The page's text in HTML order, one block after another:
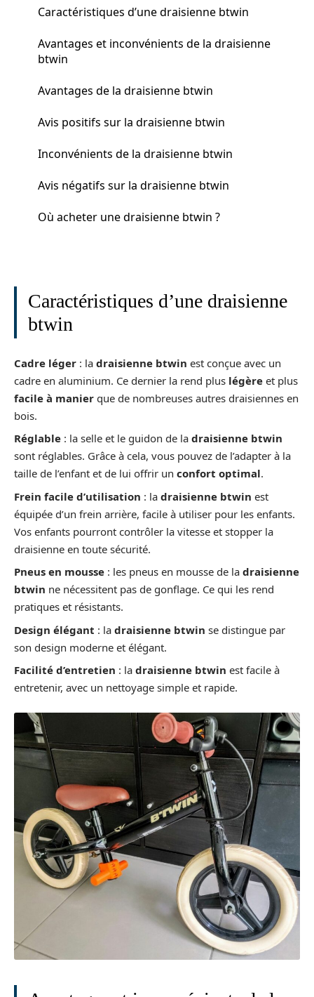
Caractéristiques d’une draisienne btwin
Avantages et inconvénients de la draisienne
btwin
Avantages de la draisienne btwin
Avis positifs sur la draisienne btwin
Inconvénients de la draisienne btwin
Avis négatifs sur la draisienne btwin
Où acheter une draisienne btwin ?
Caractéristiques d’une draisienne
btwin
Cadre léger : la draisienne btwin est conçue avec un
cadre en aluminium. Ce dernier la rend plus légère et plus
facile à manier que de nombreuses autres draisiennes en
bois.
Réglable : la selle et le guidon de la draisienne btwin
sont réglables. Grâce à cela, vous pouvez de l’adapter à la
taille de l’enfant et de lui offrir un confort optimal.
Frein facile d’utilisation : la draisienne btwin est
équipée d’un frein arrière, facile à utiliser pour les enfants.
Vos enfants pourront contrôler la vitesse et stopper la
draisienne en toute sécurité.
Pneus en mousse : les pneus en mousse de la draisienne
btwin ne nécessitent pas de gonflage. Ce qui les rend
pratiques et résistants.
Design élégant : la draisienne btwin se distingue par
son design moderne et élégant.
Facilité d’entretien : la draisienne btwin est facile à
entretenir, avec un nettoyage simple et rapide.